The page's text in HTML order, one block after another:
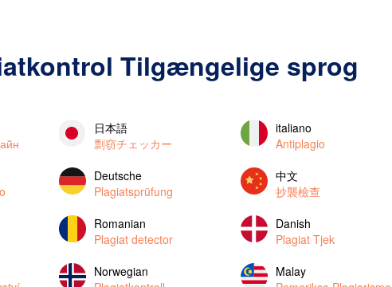
Tilgængelige sprog
日本語
剽窃チェッカー
italiano
Antiplagio
Deutsche
Plagiatsprüfung
中文
抄襲檢查
Romanian
Plagiat detector
Danish
Plagiat Tjek
Norwegian
Malay